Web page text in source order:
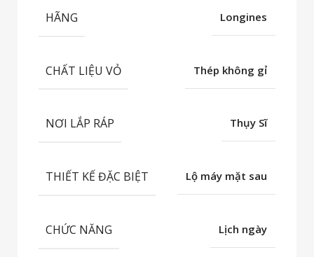
HÃNG Longines
CHẤT LIỆU VỎ Thép không gỉ
NƠI LẮP RÁP Thụy Sĩ
THIẾT KẾ ĐẶC BIỆT Lộ máy mặt sau
CHỨC NĂNG Lịch ngày